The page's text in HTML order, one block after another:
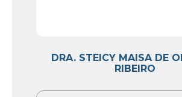
DRA. STEICY MAISA DE
RIBEIRO